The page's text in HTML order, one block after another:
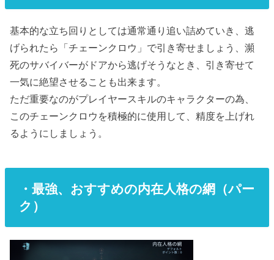
基本的な立ち回りとしては通常通り追い詰めていき、逃
げられたら「チェーンクロウ」で引き寄せましょう、瀕
死のサバイバーがドアから逃げそうなとき、引き寄せて
一気に絶望させることも出来ます。
ただ重要なのがプレイヤースキルのキャラクターの為、
このチェーンクロウを積極的に使用して、精度を上げれ
るようにしましょう。
・最強、おすすめの内在人格の網（パー
ク）